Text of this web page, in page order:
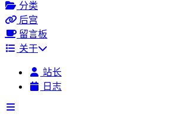
分类
后宫
留言板
关于
站长
日志